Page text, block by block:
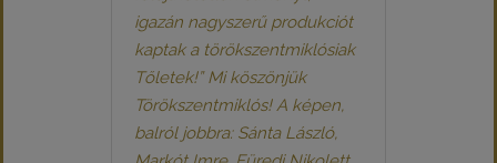
igazán nagyszerű produkciót
kaptak a törökszentmiklósiak
Tőletek!” Mi köszönjük
Törökszentmiklós! A képen,
balról jobbra: Sánta László,